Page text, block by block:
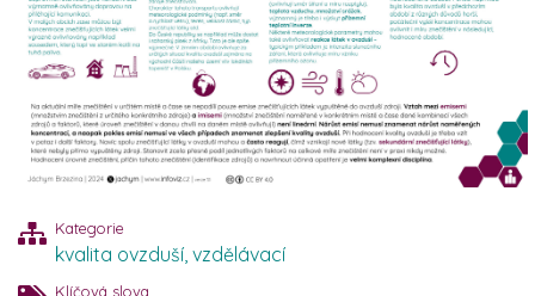
Kategorie
kvalita ovzduší vzdělávací
Klíčová slova